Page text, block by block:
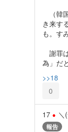
（韓
き来す
も。す
謝罪
為」だ
>>18
0
17 ＼
報告